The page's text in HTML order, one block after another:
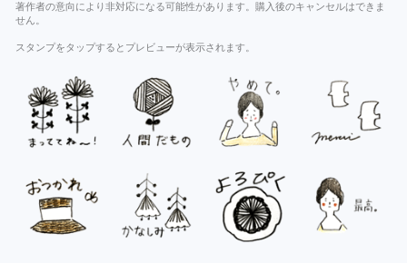
著作者の意向により非対応になる可能性があります。購入後のキャンセルはできま
せん。
スタンプをタップするとプレビューが表示されます。